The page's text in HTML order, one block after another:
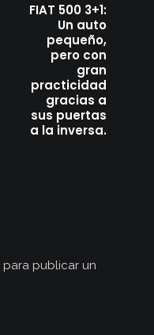
FIAT 500 3+1:
Un auto
pequeño,
pero con
gran
practicidad
gracias a
sus puertas
a la inversa.
para publicar un